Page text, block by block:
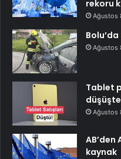
rekoru
Ağustos
Ağustos
Tablet
Ağustos
AB’den
kaynak